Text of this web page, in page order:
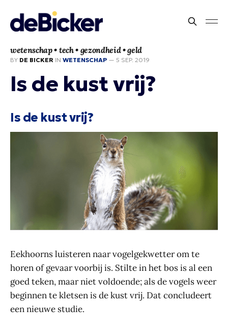
wetenschap • tech • gezondheid • geld
BY DE BICKER IN WETENSCHAP — 5 SEP. 2019
Is de kust vrij?
Is de kust vrij?
Eekhoorns luisteren naar vogelgekwetter om te
horen of gevaar voorbij is. Stilte in het bos is al een
goed teken, maar niet voldoende; als de vogels weer
beginnen te kletsen is de kust vrij. Dat concludeert
een nieuwe studie.